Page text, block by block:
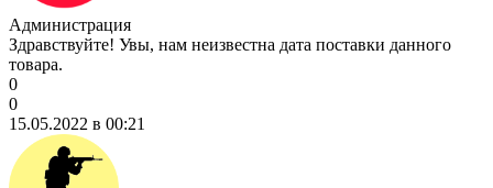
Администрация
Здравствуйте! Увы, нам неизвестна дата поставки данного
товара.
0
0
15.05.2022 в 00:21